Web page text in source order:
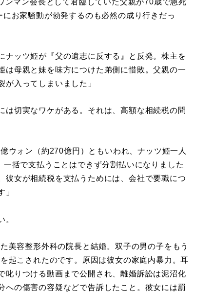
お家騒動が勃発するのも必然の成り行きだっ
ナッツ姫が『父の遺志に反する』と反発。株主を
は母親と妹を味方につけた弟側に惜敗。父親の一
が入ってしまいました」
切実なワケがある。それは、高額な相続税の問
ウォン（約270億円）ともいわれ、ナッツ姫一人
括で支払うことはできず分割払いになりました
彼女が相続税を支払うためには、会社で要職につ
」
。
美容整形外科の院長と結婚。双子の男の子をもう
起こされたのです。原因は彼女の家庭内暴力。耳
叱りつける動画まで公開され、離婚訴訟は泥沼化
への傷害の容疑などで告訴したこと。彼女には罰